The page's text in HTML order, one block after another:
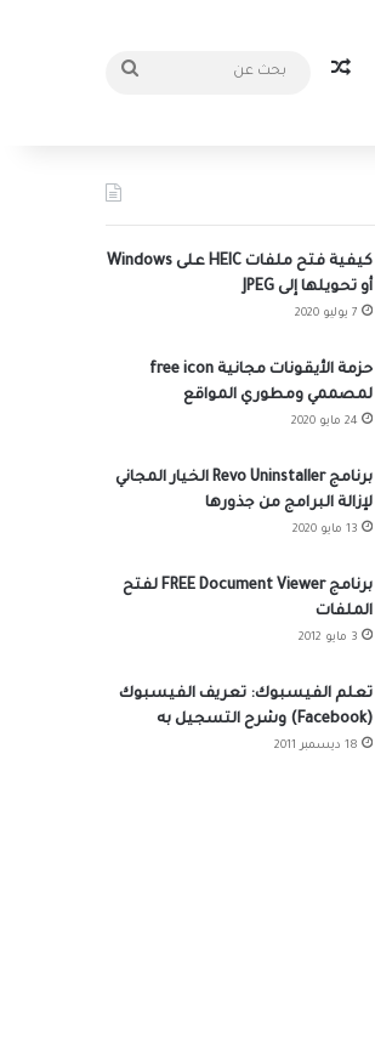
مقال عشوائي
كيفية فتح ملفات HEIC على Windows
أو تحويلها إلى JPEG
7 يوليو 2020
حزمة الأيقونات مجانية free icon
لمصممي ومطوري المواقع
24 مايو 2020
برنامج Revo Uninstaller الخيار المجاني
لإزالة البرامج من جذورها
13 مايو 2020
برنامج FREE Document Viewer لفتح
الملفات
3 مايو 2012
تعلم الفيسبوك: تعريف الفيسبوك
(Facebook) وشرح التسجيل به
18 ديسمبر 2011